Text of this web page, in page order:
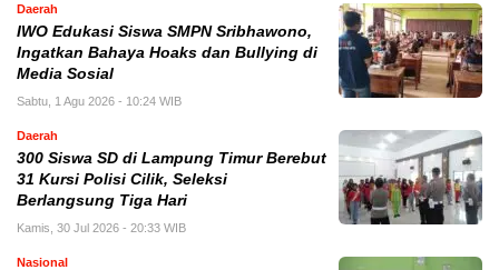
Daerah
IWO Edukasi Siswa SMPN Sribhawono,
Ingatkan Bahaya Hoaks dan Bullying di
Media Sosial
Sabtu, 1 Agu 2026 - 10:24 WIB
Daerah
300 Siswa SD di Lampung Timur Berebut
31 Kursi Polisi Cilik, Seleksi
Berlangsung Tiga Hari
Kamis, 30 Jul 2026 - 20:33 WIB
Nasional